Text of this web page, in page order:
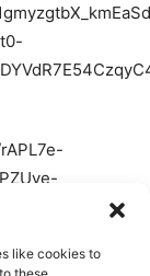
like cookies to
these